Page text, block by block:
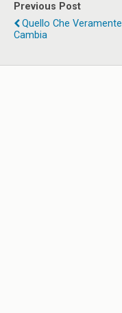
Previous Post
Quello Che Veramente
Cambia